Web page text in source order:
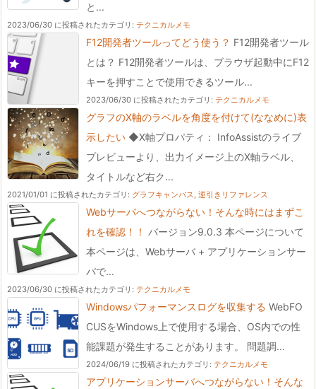
と...
2023/06/30 に投稿されたカテゴリ: テクニカルメモ
F12開発者ツールってどう使う？ F12開発者ツール
とは？ F12開発者ツールは、ブラウザ起動中にF12
キーを押すことで使用できるツール...
2023/06/30 に投稿されたカテゴリ: テクニカルメモ
グラフのX軸のラベルを角度を付けて(ななめに)表
示したい ◆X軸プロパティ： InfoAssistのライブ
プレビューより、出力イメージ上のX軸ラベル、
タイトルなど右ク...
2021/01/01 に投稿されたカテゴリ: グラフキャンバス, 逆引きリファレンス
Webサーバへつながらない！そんな時にはまずこ
れを確認！！ バージョン9.0.3 本ページについて
本ページは、Webサーバ + アプリケーションサー
バで...
2023/06/30 に投稿されたカテゴリ: テクニカルメモ
Windowsパフォーマンスログを収集する WebFO
CUSをWindows上で使用する場合、OS内での性
能課題が発生することがあります。 問題調...
2024/06/19 に投稿されたカテゴリ: テクニカルメモ
アプリケーションサーバへつながらない！そんな